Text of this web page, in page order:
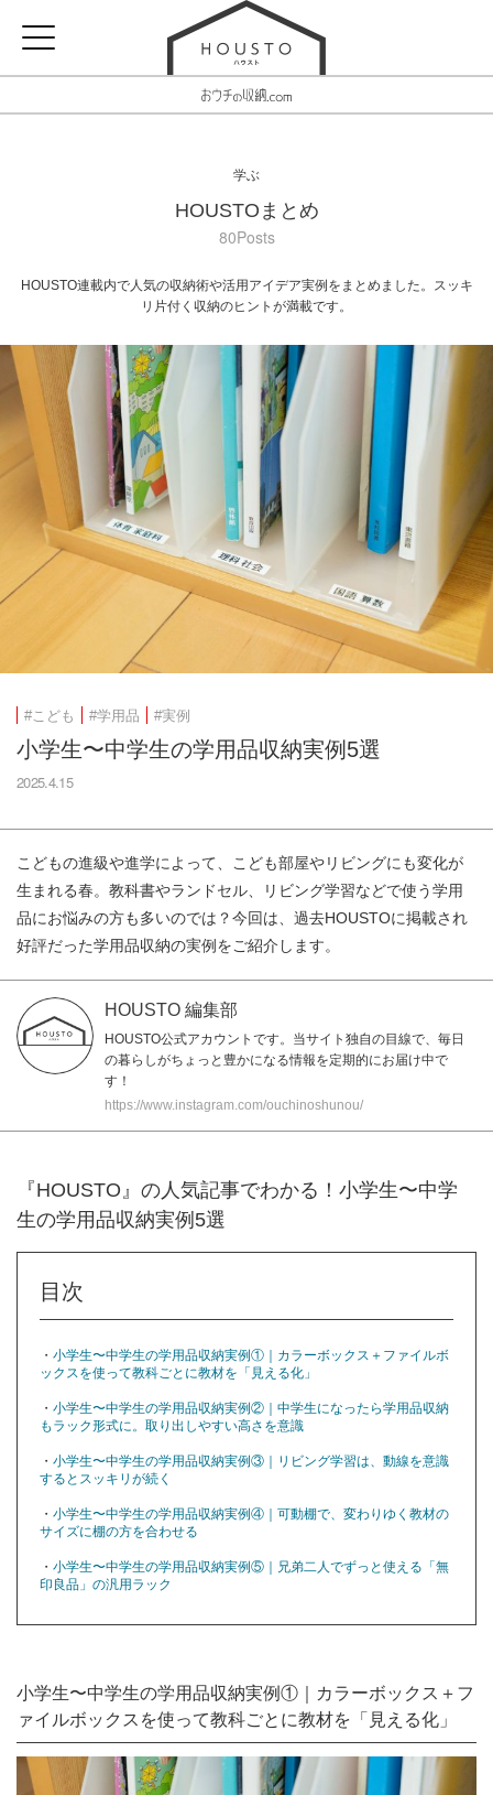
学ぶ
HOUSTOまとめ
80Posts
HOUSTO連載内で人気の収納術や活用アイデア実例をまとめました。スッキ
リ片付く収納のヒントが満載です。
#こども #学用品 #実例
小学生〜中学生の学用品収納実例5選
2025.4.15
こどもの進級や進学によって、こども部屋やリビングにも変化が
生まれる春。教科書やランドセル、リビング学習などで使う学用
品にお悩みの方も多いのでは？今回は、過去HOUSTOに掲載され
好評だった学用品収納の実例をご紹介します。
HOUSTO 編集部
HOUSTO公式アカウントです。当サイト独自の目線で、毎日
の暮らしがちょっと豊かになる情報を定期的にお届け中で
す！
https://www.instagram.com/ouchinoshunou/
『HOUSTO』の人気記事でわかる！小学生〜中学
生の学用品収納実例5選
目次
・ 小学生〜中学生の学用品収納実例①｜カラーボックス＋ファイルボ
ックスを使って教科ごとに教材を「見える化」
・ 小学生〜中学生の学用品収納実例②｜中学生になったら学用品収納
もラック形式に。取り出しやすい高さを意識
・ 小学生〜中学生の学用品収納実例③｜リビング学習は、動線を意識
するとスッキリが続く
・ 小学生〜中学生の学用品収納実例④｜可動棚で、変わりゆく教材の
サイズに棚の方を合わせる
・ 小学生〜中学生の学用品収納実例⑤｜兄弟二人でずっと使える「無
印良品」の汎用ラック
小学生〜中学生の学用品収納実例①｜カラーボックス＋フ
ァイルボックスを使って教科ごとに教材を「見える化」